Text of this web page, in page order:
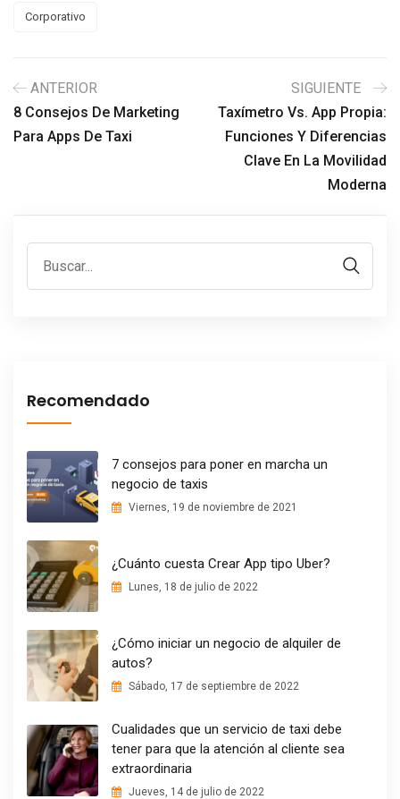
Corporativo
ANTERIOR
8 Consejos De Marketing
Para Apps De Taxi
SIGUIENTE
Taxímetro Vs. App Propia:
Funciones Y Diferencias
Clave En La Movilidad
Moderna
Recomendado
7 consejos para poner en marcha un
negocio de taxis
Viernes, 19 de noviembre de 2021
¿Cuánto cuesta Crear App tipo Uber?
Lunes, 18 de julio de 2022
¿Cómo iniciar un negocio de alquiler de
autos?
Sábado, 17 de septiembre de 2022
Cualidades que un servicio de taxi debe
tener para que la atención al cliente sea
extraordinaria
Jueves, 14 de julio de 2022